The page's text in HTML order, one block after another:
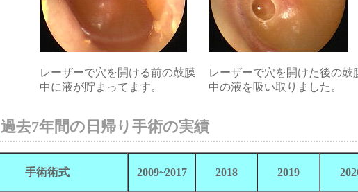
レーザーで穴を開ける前の鼓膜
中に液が貯まってます。
レーザーで穴を開けた後の鼓
中の液を吸い取りました。
過去7年間の日帰り手術の実績
手術術式 2009~2017 2018 2019